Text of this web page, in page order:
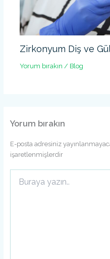
Zirkonyum Diş ve
Yorum bırakın / Blog
Yorum bırakın
E-posta adresiniz
işaretlenmişlerdir
yazın..